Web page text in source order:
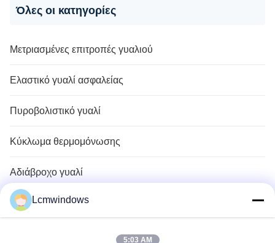
Όλες οι κατηγορίες
Μετριασμένες επιτροπές γυαλιού
Ελαστικό γυαλί ασφαλείας
Πυροβολιστικό γυαλί
Κύκλωμα θερμομόνωσης
Αδιάβροχο γυαλί
Γυαλί ιδιωτικής ζωής με πάγο
Ακουστική μόνωση γυαλιού
Lcmwindows
5:03 AM